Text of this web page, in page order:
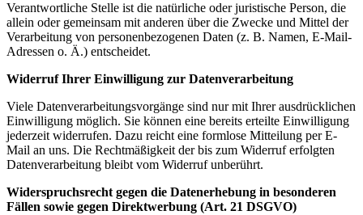
Verantwortliche Stelle ist die natürliche oder juristische Person, die
allein oder gemeinsam mit anderen über die Zwecke und Mittel der
Verarbeitung von personenbezogenen Daten (z. B. Namen, E-Mail-
Adressen o. Ä.) entscheidet.
Widerruf Ihrer Einwilligung zur Datenverarbeitung
Viele Datenverarbeitungsvorgänge sind nur mit Ihrer ausdrücklichen
Einwilligung möglich. Sie können eine bereits erteilte Einwilligung
jederzeit widerrufen. Dazu reicht eine formlose Mitteilung per E-
Mail an uns. Die Rechtmäßigkeit der bis zum Widerruf erfolgten
Datenverarbeitung bleibt vom Widerruf unberührt.
Widerspruchsrecht gegen die Datenerhebung in besonderen
Fällen sowie gegen Direktwerbung (Art. 21 DSGVO)